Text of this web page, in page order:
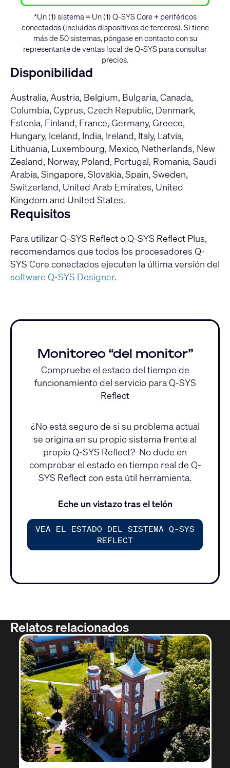
*Un (1) sistema = Un (1) Q-SYS Core + periféricos
conectados (incluidos dispositivos de terceros). Si tiene
más de 50 sistemas, póngase en contacto con su
representante de ventas local de Q-SYS para consultar
precios.
Disponibilidad
Australia, Austria, Belgium, Bulgaria, Canada,
Columbia, Cyprus, Czech Republic, Denmark,
Estonia, Finland, France, Germany, Greece,
Hungary, Iceland, India, Ireland, Italy, Latvia,
Lithuania, Luxembourg, Mexico, Netherlands, New
Zealand, Norway, Poland, Portugal, Romania, Saudi
Arabia, Singapore, Slovakia, Spain, Sweden,
Switzerland, United Arab Emirates, United
Kingdom and United States.
Requisitos
Para utilizar Q-SYS Reflect o Q-SYS Reflect Plus,
recomendamos que todos los procesadores Q-
SYS Core conectados ejecuten la última versión del
software Q-SYS Designer.
Monitoreo “del monitor”
Compruebe el estado del tiempo de
funcionamiento del servicio para Q-SYS
Reflect
¿No está seguro de si su problema actual
se origina en su propio sistema frente al
propio Q-SYS Reflect? No dude en
comprobar el estado en tiempo real de Q-
SYS Reflect con esta útil herramienta.
Eche un vistazo tras el telón
VEA EL ESTADO DEL SISTEMA Q-SYS
REFLECT
Relatos relacionados